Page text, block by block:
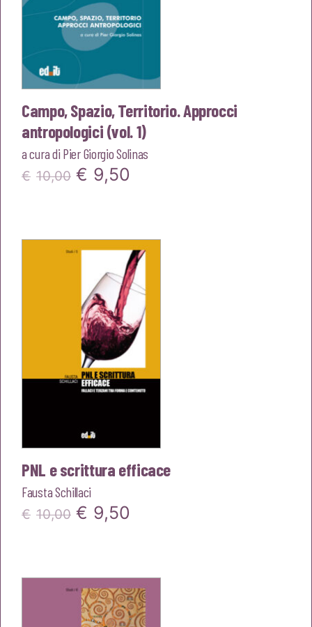
Campo, Spazio, Territorio. Approcci
antropologici (vol. 1)
a cura di Pier Giorgio Solinas
€ 10,00 Il
era:
€10,00.
€ 9,50
è:
€9,50.
PNL e scrittura efficace
Fausta Schillaci
€ 10,00 Il
era:
€10,00.
€ 9,50
è:
€9,50.